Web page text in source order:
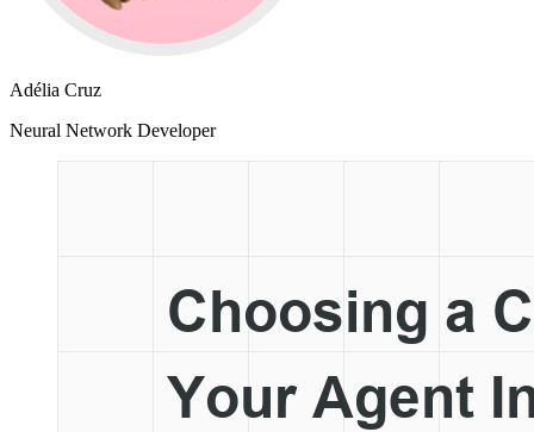
Adélia Cruz
Neural Network Developer